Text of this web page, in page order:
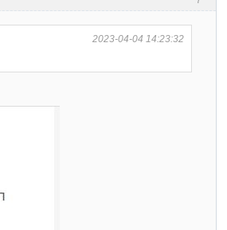
2023-04-04 14:23:32